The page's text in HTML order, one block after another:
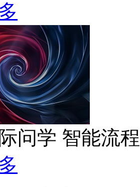
问学 智能流